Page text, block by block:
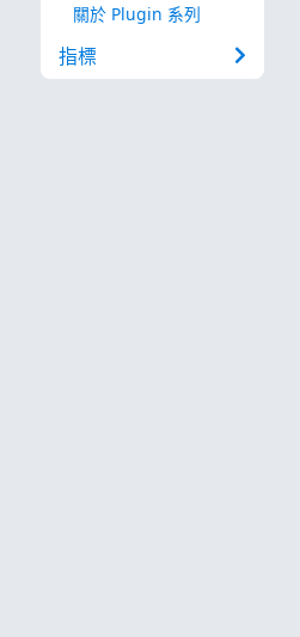
關於 Plugin 系列
指標